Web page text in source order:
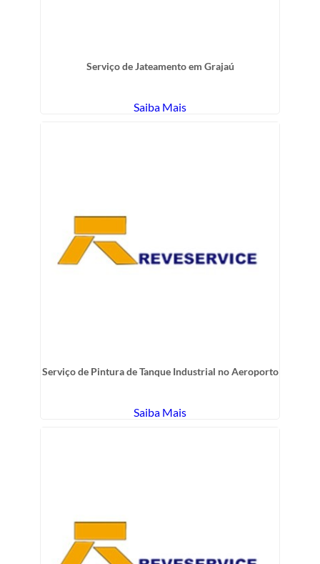
Serviço de Jateamento em Grajaú
Saiba Mais
Serviço de Pintura de Tanque Industrial no Aeroporto
Saiba Mais